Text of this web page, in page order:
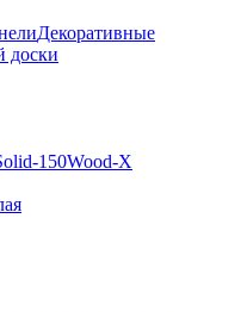
Декоративные
доски
150Wood-X